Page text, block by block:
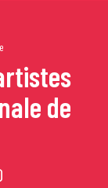
de